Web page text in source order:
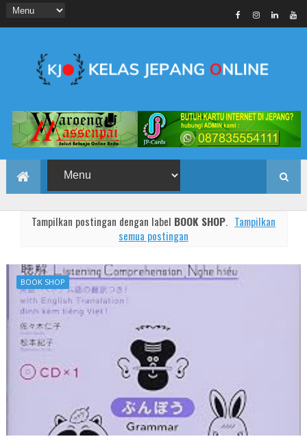
Tampilkan postingan dengan label BOOK SHOP. Tampilkan
semua postingan
BOOK SHOP